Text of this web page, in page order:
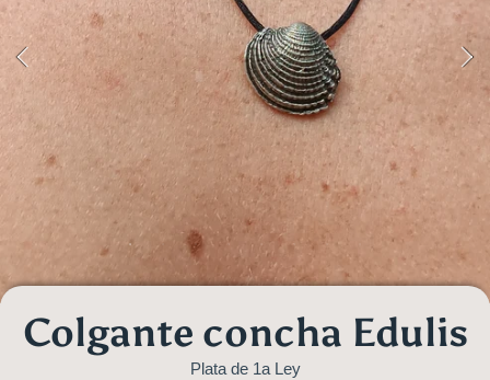
Colgante concha Edulis
Plata de 1a Ley